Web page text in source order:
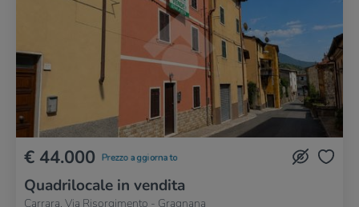
€ 44.000 Prezzo aggiornato
Quadrilocale in vendita
Carrara, Via Risorgimento - Gragnana